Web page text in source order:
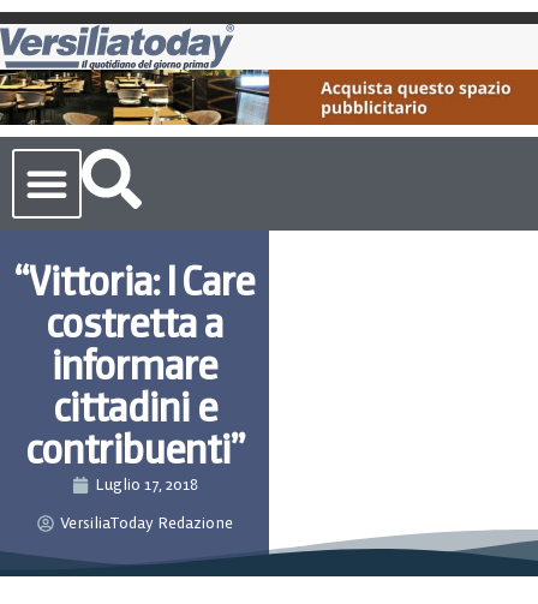
“Vittoria: I Care
costretta a
informare
cittadini e
contribuenti”
Luglio 17, 2018
VersiliaToday Redazione